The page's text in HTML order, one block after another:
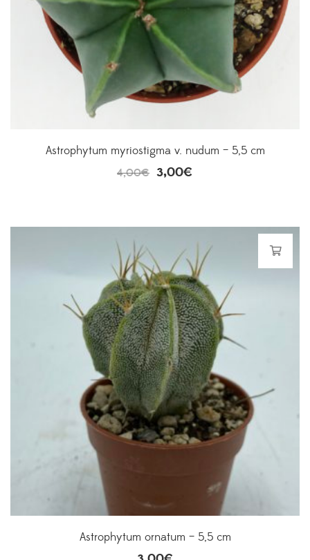
Astrophytum myriostigma v. nudum – 5,5 cm
4,00€ 3,00€
Astrophytum ornatum – 5,5 cm